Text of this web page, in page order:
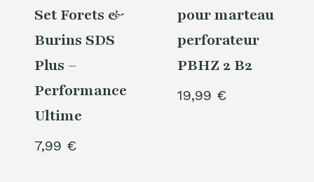
Set Forets &
Burins SDS
Plus –
Performance
Ultime
7,99 €
pour marteau
perforateur
PBHZ 2 B2
19,99 €